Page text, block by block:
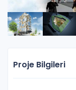
Proje Bilgileri